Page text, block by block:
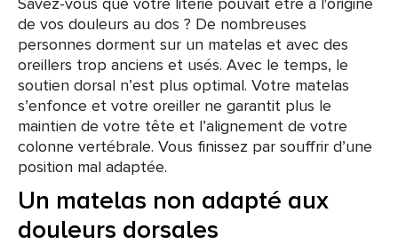
de vos douleurs au dos ? De nombreuses
personnes dorment sur un matelas et avec des
oreillers trop anciens et usés. Avec le temps, le
soutien dorsal n’est plus optimal. Votre matelas
s’enfonce et votre oreiller ne garantit plus le
maintien de votre tête et l’alignement de votre
colonne vertébrale. Vous finissez par souffrir d’une
position mal adaptée.
Un matelas non adapté aux
douleurs dorsales